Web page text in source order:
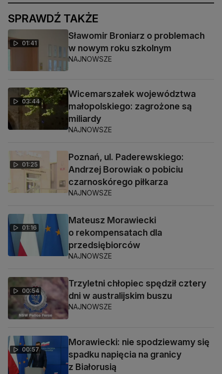
SPRAWDŹ TAKŻE
01:41
Sławomir Broniarz o problemach
w nowym roku szkolnym
NAJNOWSZE
03:44
Wicemarszałek województwa
małopolskiego: zagrożone są
miliardy
NAJNOWSZE
01:25
Poznań, ul. Paderewskiego:
Andrzej Borowiak o pobiciu
czarnoskórego piłkarza
NAJNOWSZE
01:16
Mateusz Morawiecki
o rekompensatach dla
przedsiębiorców
NAJNOWSZE
00:54
Trzyletni chłopiec spędził cztery
dni w australijskim buszu
NAJNOWSZE
00:57
Morawiecki: nie spodziewamy się
spadku napięcia na granicy
z Białorusią